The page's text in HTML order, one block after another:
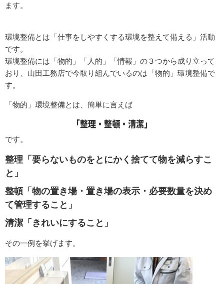
ます。
環境整備とは「仕事をしやすくする環境を整えて備える」活動
です。
環境整備には「物的」「人的」「情報」の３つから成り立って
おり、山田工務店で今取り組んでいるのは「物的」環境整備で
す。
「物的」環境整備とは、簡単に言えば
「整理・整頓・清潔」
です。
整理「要らないものをとにかく捨てて物を減らすこ
と」
整頓「物の置き場・置き場の表示・必要数量を決め
て管理すること」
清潔「きれいにすること」
その一例を挙げます。